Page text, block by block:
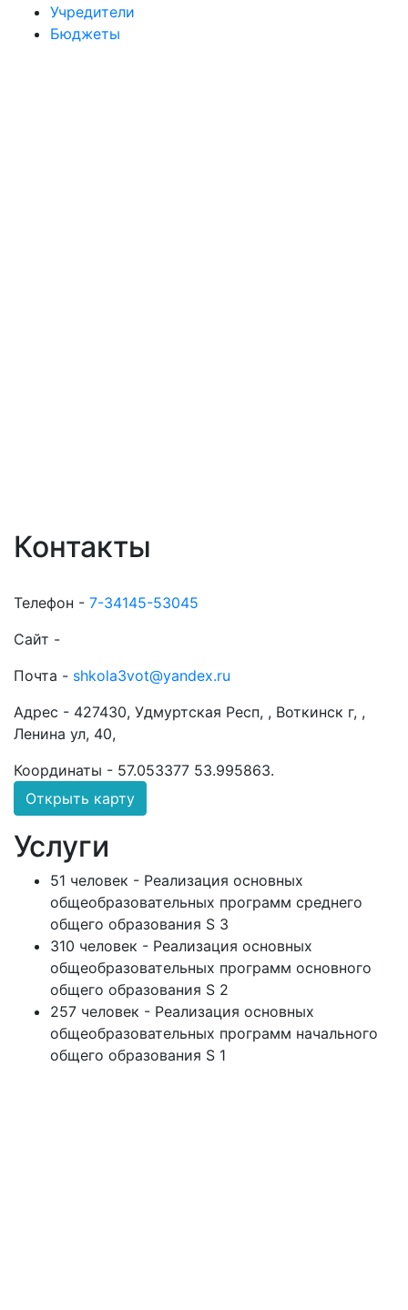
Учредители
Бюджеты
Контакты
Телефон - 7-34145-53045
Сайт -
Почта - shkola3vot@yandex.ru
Адрес - 427430, Удмуртская Респ, , Воткинск г, ,
Ленина ул, 40,
Координаты - 57.053377 53.995863.
Открыть карту
Услуги
51 человек - Реализация основных
общеобразовательных программ среднего
общего образования S 3
310 человек - Реализация основных
общеобразовательных программ основного
общего образования S 2
257 человек - Реализация основных
общеобразовательных программ начального
общего образования S 1